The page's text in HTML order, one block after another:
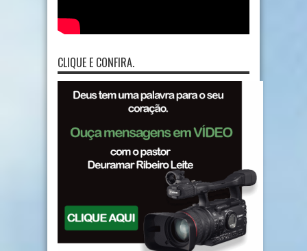
CLIQUE E CONFIRA.